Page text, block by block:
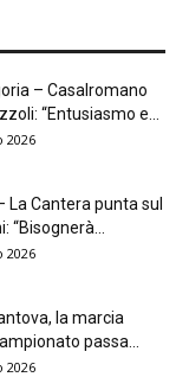
– Casalromano
“Entusiasmo e...
2026
La Cantera punta sul
2026
la marcia
passa...
2026